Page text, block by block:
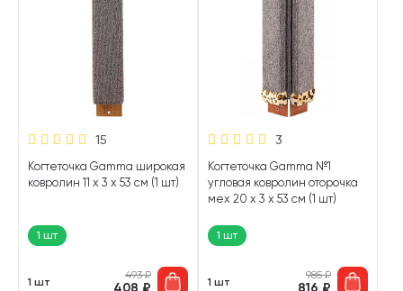
15
Когтеточка Gamma широкая
ковролин 11 х 3 х 53 см (1 шт)
1 шт
1 шт
493₽
408 ₽
3
Когтеточка Gamma №1
угловая ковролин оторочка
мех 20 х 3 х 53 см (1 шт)
1 шт
1 шт
985₽
816 ₽